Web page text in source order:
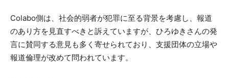
Colabo側は、社会的弱者が犯罪に至る背景を考慮し、報道
のあり方を見直すべきと訴えていますが、ひろゆきさんの発
言に賛同する意見も多く寄せられており、支援団体の立場や
報道倫理が改めて問われています。